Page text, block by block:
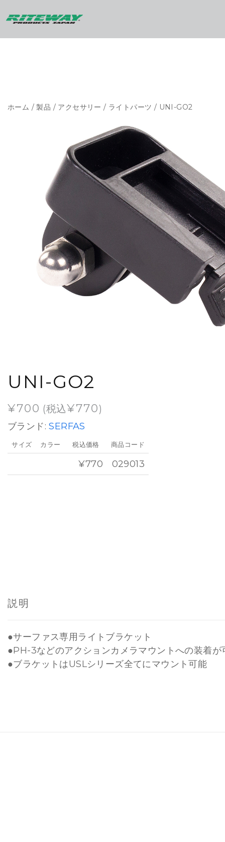
ホーム /製品 / アクセサリー / ライトパーツ / UNI-GO2
UNI-GO2
¥700 (税込¥770)
ブランド:SERFAS
サイズ カラー 税込価格
¥770
商品コード
029013
説明
●サーファス専用ライトブラケット
●PH-3などのアクションカメラマウントへの装着が
●ブラケットはUSLシリーズ全てにマウント可能